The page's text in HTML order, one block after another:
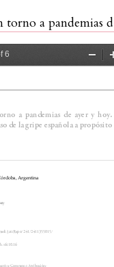
del artículo
Revisitando el caso de la gripe española a propósito del coronavirus